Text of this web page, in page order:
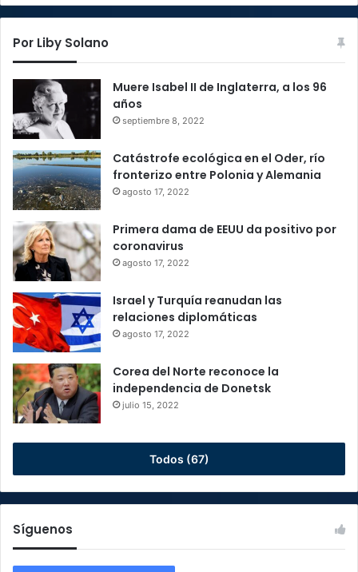
Por Liby Solano
Muere Isabel II de Inglaterra, a los 96
años
septiembre 8, 2022
Catástrofe ecológica en el Oder, río
fronterizo entre Polonia y Alemania
agosto 17, 2022
Primera dama de EEUU da positivo por
coronavirus
agosto 17, 2022
Israel y Turquía reanudan las
relaciones diplomáticas
agosto 17, 2022
Corea del Norte reconoce la
independencia de Donetsk
julio 15, 2022
Todos (67)
Síguenos